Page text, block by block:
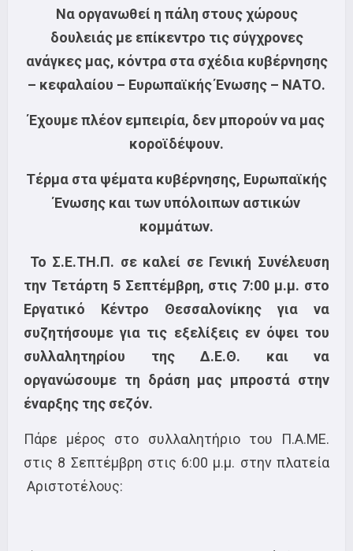
Να οργανωθεί η πάλη στους χώρους
δουλειάς με επίκεντρο τις σύγχρονες
ανάγκες μας, κόντρα στα σχέδια κυβέρνησης
– κεφαλαίου – Ευρωπαϊκής Ένωσης – ΝΑΤΟ.
Έχουμε πλέον εμπειρία, δεν μπορούν να μας
κοροϊδέψουν.
Τέρμα στα ψέματα κυβέρνησης, Ευρωπαϊκής
Ένωσης και των υπόλοιπων αστικών
κομμάτων.
Το Σ.Ε.ΤΗ.Π. σε καλεί σε Γενική Συνέλευση
την Τετάρτη 5 Σεπτέμβρη, στις 7:00 μ.μ. στο
Εργατικό Κέντρο Θεσσαλονίκης για να
συζητήσουμε για τις εξελίξεις εν όψει του
συλλαλητηρίου της Δ.Ε.Θ. και να
οργανώσουμε τη δράση μας μπροστά στην
έναρξης της σεζόν.
Πάρε μέρος στο συλλαλητήριο του Π.Α.ΜΕ.
στις 8 Σεπτέμβρη στις 6:00 μ.μ. στην πλατεία
Αριστοτέλους: